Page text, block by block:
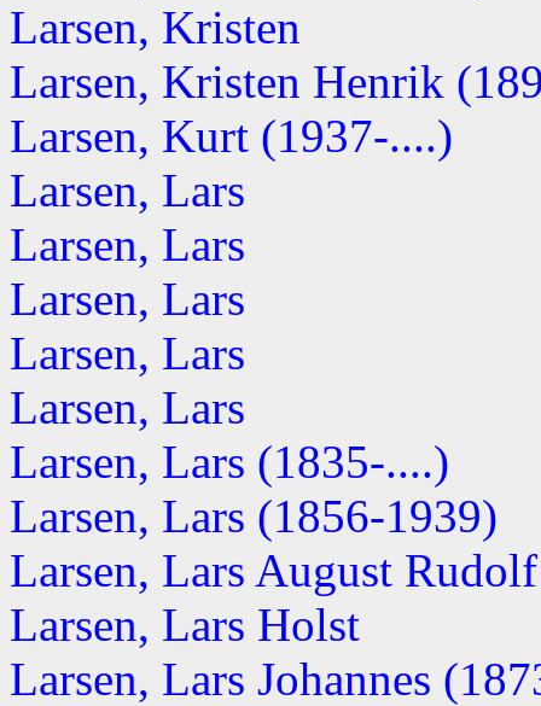
Larsen, Kristen
Larsen, Kristen Henrik
Larsen, Kurt (1937-....)
Larsen, Lars
Larsen, Lars
Larsen, Lars
Larsen, Lars
Larsen, Lars
Larsen, Lars (1835-....)
Larsen, Lars (1856-1939)
Larsen, Lars August
Larsen, Lars Holst
Larsen, Lars Johannes